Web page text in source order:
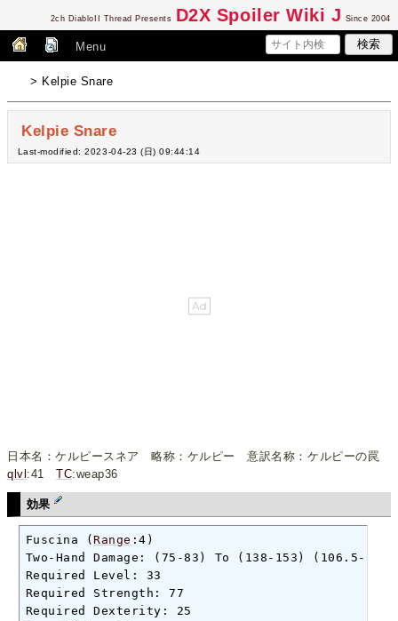
2ch DiabloII Thread Presents D2X Spoiler Wiki J Since 2004
Menu
> Kelpie Snare
Kelpie Snare
Last-modified: 2023-04-23 (日) 09:44:14
日本名：ケルピースネア 略称：ケルピー 意訳名称：ケルピーの罠
qlvl :41TC:weap36
効果
Fuscina (Range :4)
Two-Hand Damage: (75-83) To (138-153) (106.5-118
Required Level: 33
Required Strength: 77